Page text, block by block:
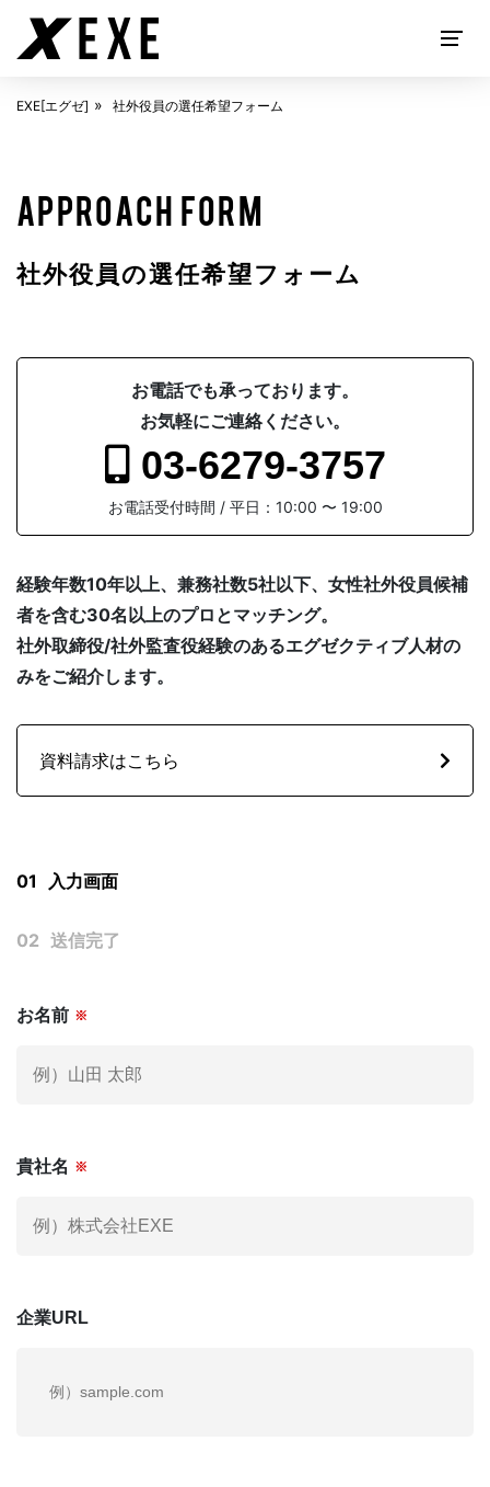
EXECUTIVE SEARCH
EXE[エグゼ]とは
SOLUTION
FAQ よくある質問
EXE[エグゼ] 社外役員の選任希望フォーム
APPROACH FORM
社外役員の選任希望フォーム
お電話でも承っております。
お気軽にご連絡ください。
03-6279-3757
お電話受付時間 / 平日：10:00 〜 19:00
経験年数10年以上、兼務社数5社以下、女性社外役員候補
者を含む30名以上のプロとマッチング。
社外取締役/社外監査役経験のあるエグゼクティブ人材の
みをご紹介します。
資料請求はこちら
お名前 ※
貴社名 ※
企業URL
01 入力画面
02 送信完了